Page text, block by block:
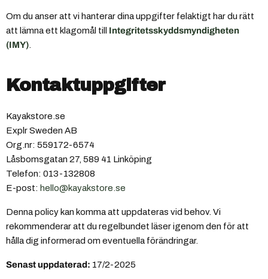
Om du anser att vi hanterar dina uppgifter felaktigt har du rätt
att lämna ett klagomål till
Integritetsskyddsmyndigheten
(IMY)
Kontaktuppgifter
Kayakstore.se
Explr Sweden AB
Org.nr: 559172-6574
Låsbomsgatan 27, 589 41 Linköping
Telefon: 013-132808
E-post: hello@kayakstore.se
Denna policy kan komma att uppdateras vid behov. Vi
rekommenderar att du regelbundet läser igenom den för att
hålla dig informerad om eventuella förändringar.
Senast uppdaterad: 17/2-2025